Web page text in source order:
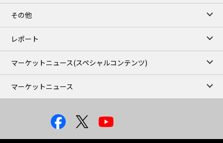
その他
レポート
マーケットニュース(スペシャルコンテンツ)
マーケットニュース